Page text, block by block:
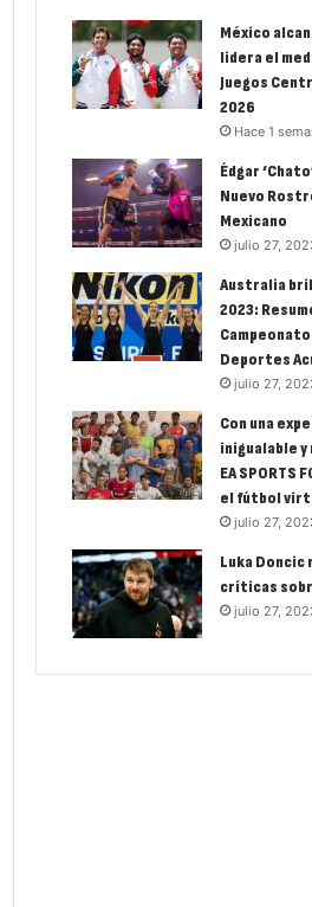
México
lidera el
Juegos
2026
Hace 1
Édgar
Nuevo
Mexicano
julio 27,
Australia
2023:
Deportes
julio 27,
Con una
inigualable
EA SPORTS
el fútbol
julio 27,
Luka Doncic
críticas
julio 27,